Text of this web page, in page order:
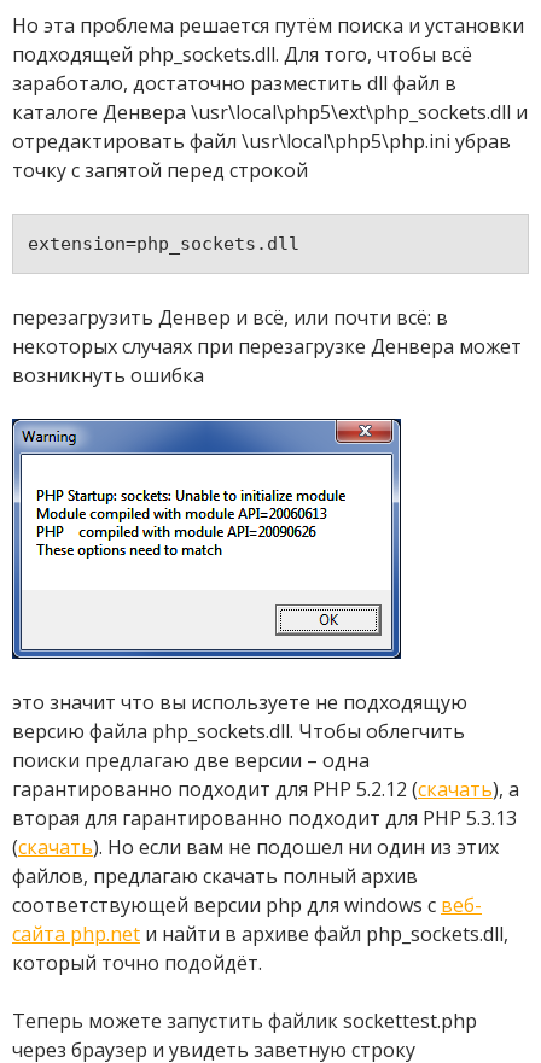
Но эта проблема решается путём поиска и установки
подходящей php_sockets.dll. Для того, чтобы всё
заработало, достаточно разместить dll файл в
каталоге Денвера \usr\local\php5\ext\php_sockets.dll и
отредактировать файл \usr\local\php5\php.ini убрав
точку с запятой перед строкой
перезагрузить Денвер и всё, или почти всё: в
некоторых случаях при перезагрузке Денвера может
возникнуть ошибка
это значит что вы используете не подходящую
версию файла php_sockets.dll. Чтобы облегчить
поиски предлагаю две версии – одна
гарантированно подходит для PHP 5.2.12 (скачать), а
вторая для гарантированно подходит для PHP 5.3.13
(скачать). Но если вам не подошел ни один из этих
файлов, предлагаю скачать полный архив
соответствующей версии php для windows с веб-
сайта php.net и найти в архиве файл php_sockets.dll,
который точно подойдёт.
Теперь можете запустить файлик sockettest.php
через браузер и увидеть заветную строку